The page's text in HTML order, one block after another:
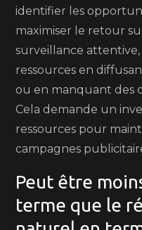
identifier les
maximiser le retour
surveillance attentive,
ressources en
ou en manquant des
Cela demande un
ressources pour
campagnes
Peut être
terme que le